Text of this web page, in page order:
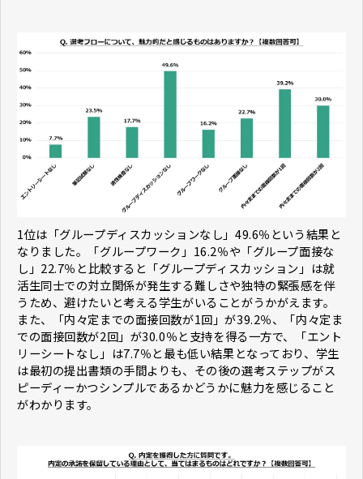
1位は「グループディスカッションなし」49.6％という結果と
なりました。「グループワーク」16.2％や「グループ面接な
し」22.7％と比較すると「グループディスカッション」は就
活生同士での対立関係が発生する難しさや独特の緊張感を伴
うため、避けたいと考える学生がいることがうかがえます。
また、「内々定までの面接回数が1回」が39.2％、「内々定ま
での面接回数が2回」が30.0％と支持を得る一方で、「エント
リーシートなし」は7.7％と最も低い結果となっており、学生
は最初の提出書類の手間よりも、その後の選考ステップがス
ピーディーかつシンプルであるかどうかに魅力を感じること
がわかります。